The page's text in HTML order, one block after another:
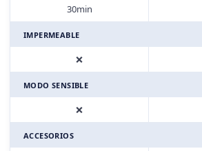
30min
IMPERMEABLE
❌
MODO SENSIBLE
❌
ACCESORIOS